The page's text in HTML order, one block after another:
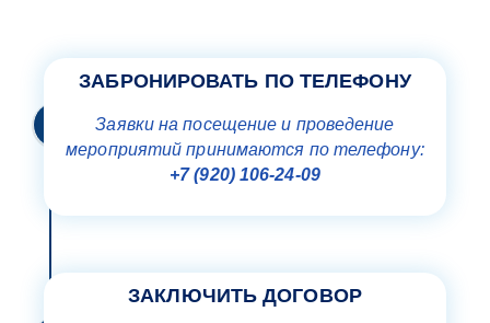
ЗАБРОНИРОВАТЬ ПО ТЕЛЕФОНУ
Заявки на посещение и проведение
мероприятий принимаются по телефону:
+7 (920) 106-24-09
ЗАКЛЮЧИТЬ ДОГОВОР